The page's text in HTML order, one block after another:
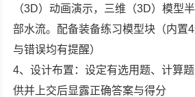
（3D）动画演示，三维（3D）模型
部水流。配备装备练习模型块（内置
与错误均有提醒）
4、设计布置：设定有选用题、计算
供并上交后显露正确答案与得分